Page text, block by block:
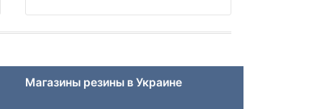
Магазины резины в Украине